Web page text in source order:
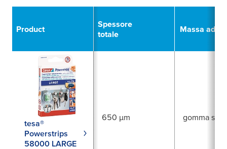
Product
Spessore
totale
Massa
tesa®
Powerstrips
58000 LARGE
650 µm gomma